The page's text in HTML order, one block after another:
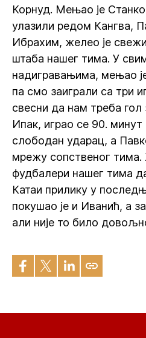
Корнуд. Мењао је
улазили редом Кангва,
Ибрахим, желео је
штаба нашег тима. У
надигравањима, мењао
па смо заиграли са три
свесни да нам треба
Ипак, играо се 90. минут
слободан ударац, а
мрежу сопственог
фудбалери нашег тима
Катаи прилику у
покушао је и Иванић, а
али није то било